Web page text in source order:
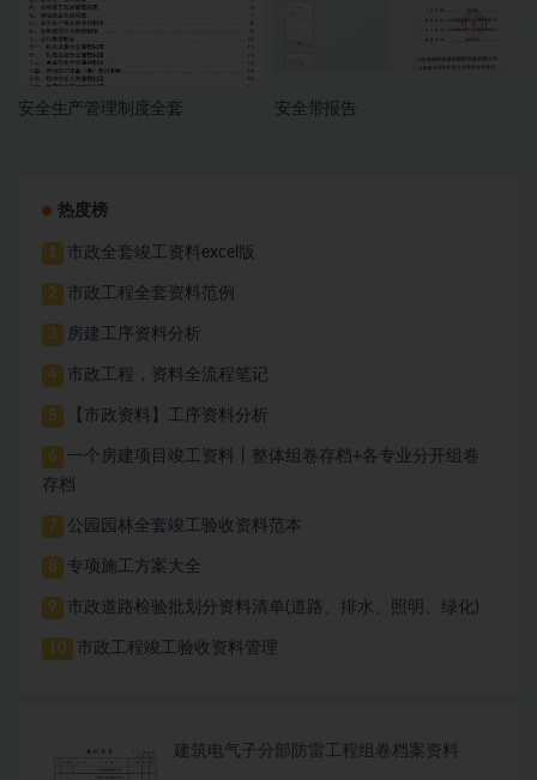
安全生产管理制度全套 安全带报告
热度榜
1 市政全套竣工资料excel版
2 市政工程全套资料范例
3 房建工序资料分析
4 市政工程，资料全流程笔记
5 【市政资料】工序资料分析
6
一个房建项目竣工资料丨整体组卷存档+各专业分开组卷
存档
7 公园园林全套竣工验收资料范本
8 专项施工方案大全
9 市政道路检验批划分资料清单(道路、排水、照明、绿化)
10 市政工程竣工验收资料管理
建筑电气子分部防雷工程组卷档案资料